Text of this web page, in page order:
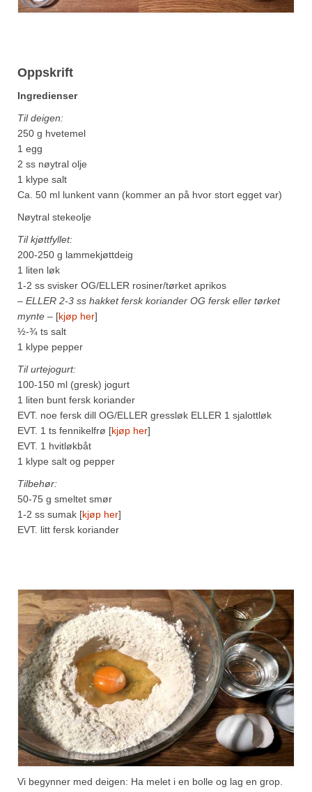
Oppskrift
Ingredienser
Til deigen:
250 g hvetemel
1 egg
2 ss nøytral olje
1 klype salt
Ca. 50 ml lunkent vann (kommer an på hvor stort egget var)
Nøytral stekeolje
Til kjøttfyllet:
200-250 g lammekjøttdeig
1 liten løk
1-2 ss svisker OG/ELLER rosiner/tørket aprikos
– ELLER 2-3 ss hakket fersk koriander OG fersk eller tørket
mynte – [kjøp her]
½-¾ ts salt
1 klype pepper
Til urtejogurt:
100-150 ml (gresk) jogurt
1 liten bunt fersk koriander
EVT. noe fersk dill OG/ELLER gressløk ELLER 1 sjalottløk
EVT. 1 ts fennikelfrø [kjøp her]
EVT. 1 hvitløkbåt
1 klype salt og pepper
Tilbehør:
50-75 g smeltet smør
1-2 ss sumak [kjøp her]
EVT. litt fersk koriander
Vi begynner med deigen: Ha melet i en bolle og lag en grop.